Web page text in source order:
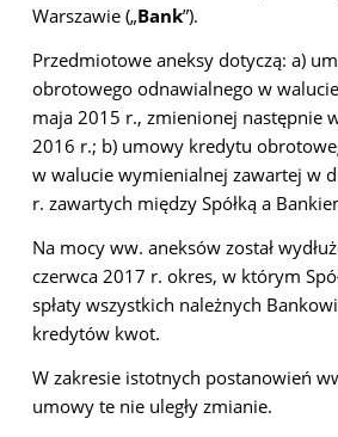
Warszawie („Bank”).
Przedmiotowe aneksy dotyczą: a)
obrotowego odnawialnego w
maja 2015 r., zmienionej następnie
2016 r.; b) umowy kredytu
w walucie wymienialnej zawartej w
r. zawartych między Spółką a
Na mocy ww. aneksów został
czerwca 2017 r. okres, w którym
spłaty wszystkich należnych
kredytów kwot.
W zakresie istotnych postanowień
umowy te nie uległy zmianie.